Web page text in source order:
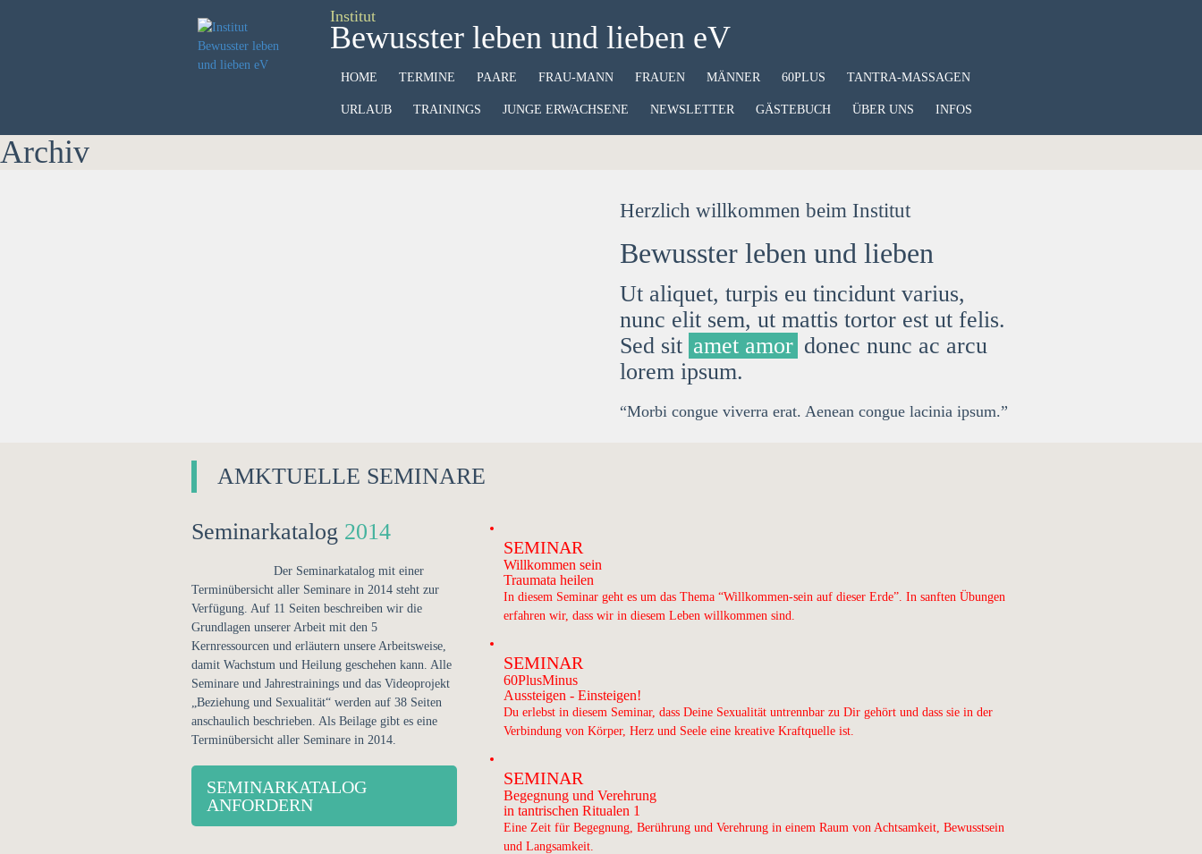
Institut
Bewusster leben und lieben eV
HOME TERMINE PAARE FRAU-MANN FRAUEN MÄNNER 60PLUS TANTRA-MASSAGEN
URLAUB TRAININGS JUNGE ERWACHSENE NEWSLETTER GÄSTEBUCH ÜBER UNS INFOS
Archiv
Herzlich willkommen beim Institut
Bewusster leben und lieben
Ut aliquet, turpis eu tincidunt varius,
nunc elit sem, ut mattis tortor est ut felis.
Sed sit amet amor donec nunc ac arcu
lorem ipsum.
“Morbi congue viverra erat. Aenean congue lacinia ipsum.”
AMKTUELLE SEMINARE
Seminarkatalog 2014
Der Seminarkatalog mit einer
Terminübersicht aller Seminare in 2014 steht zur
Verfügung. Auf 11 Seiten beschreiben wir die
Grundlagen unserer Arbeit mit den 5
Kernressourcen und erläutern unsere Arbeitsweise,
damit Wachstum und Heilung geschehen kann. Alle
Seminare und Jahrestrainings und das Videoprojekt
„Beziehung und Sexualität“ werden auf 38 Seiten
anschaulich beschrieben. Als Beilage gibt es eine
Terminübersicht aller Seminare in 2014.
SEMINARKATALOG
ANFORDERN
SEMINAR
Willkommen sein
Traumata heilen
In diesem Seminar geht es um das Thema “Willkommen-sein auf dieser Erde”. In sanften Übungen
erfahren wir, dass wir in diesem Leben willkommen sind.
SEMINAR
60PlusMinus
Aussteigen - Einsteigen!
Du erlebst in diesem Seminar, dass Deine Sexualität untrennbar zu Dir gehört und dass sie in der
Verbindung von Körper, Herz und Seele eine kreative Kraftquelle ist.
SEMINAR
Begegnung und Verehrung
in tantrischen Ritualen 1
Eine Zeit für Begegnung, Berührung und Verehrung in einem Raum von Achtsamkeit, Bewusstsein
und Langsamkeit.